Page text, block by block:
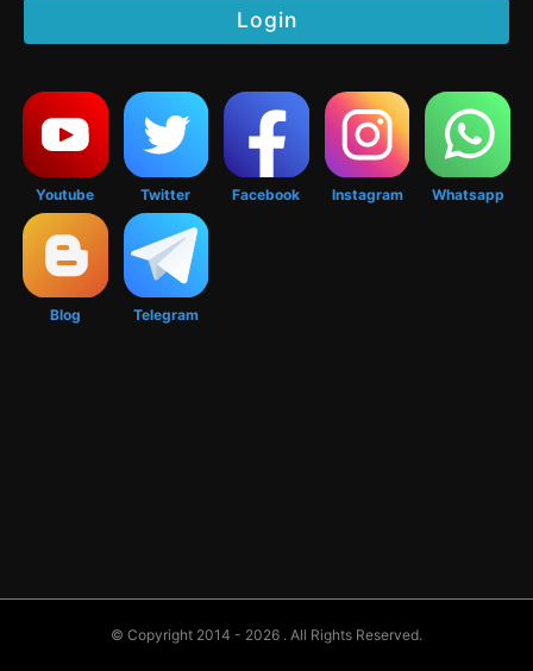
Login
Youtube Twitter Facebook Instagram Whatsapp
Blog Telegram
© Copyright 2014 - 2026 . All Rights Reserved.